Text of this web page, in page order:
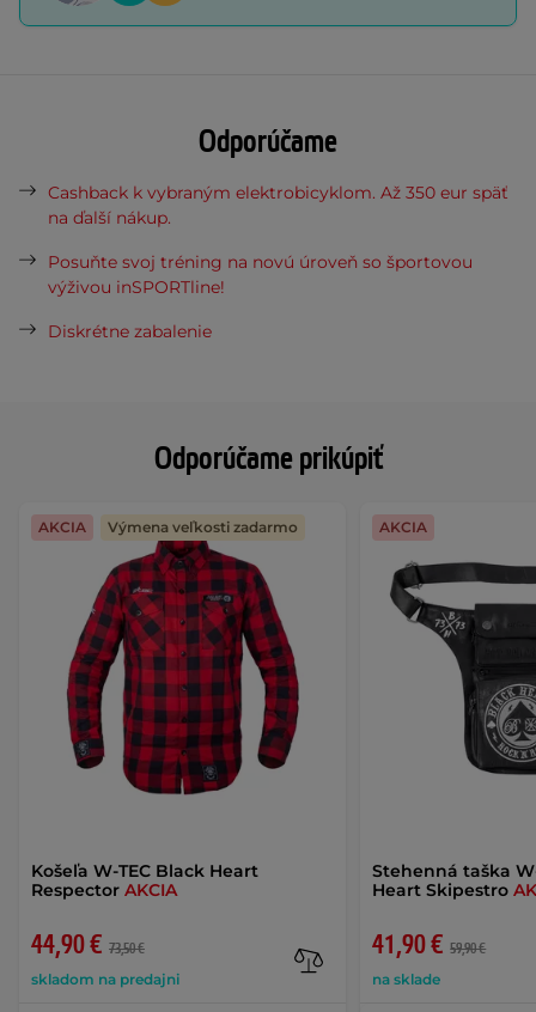
Odporúčame prikúpiť
Košeľa W-TEC Black Heart
Respector AKCIA
44,90 € 73,50 €
skladom na predajni
AKCIA Výmena veľkosti zadarmo
Stehenná taška
Heart Skipestro
41,90 € 59,90 €
na sklade
AKCIA
Odporúčame
Cashback k vybraným elektrobicyklom. Až 350 eur späť
na ďalší nákup.
Posuňte svoj tréning na novú úroveň so športovou
výživou inSPORTline!
Diskrétne zabalenie